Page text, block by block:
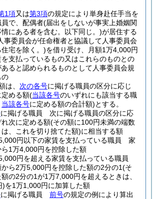
1項又は第3項の規定により単身赴任手当を
で、配偶者(届出をしないが事実上婚姻関
にある者を含む。以下同じ。)が居住する
事委員会が任命権者と協議して人事委員会
宅を除く。)を借り受け、月額1万4,000円
支払っているもの又はこれらのものとの
ると認められるものとして人事委員会規
の
は、 次の各号に掲げる職員の区分に応じ
定める額(当該各号のいずれにも該当する職
当該各号に定める額の合計額)とする。
に掲げる職員 次に掲げる職員の区分に応
れ次に定める額(その額に100円未満の端数
、これを切り捨てた額)に相当する額
円以下の家賃を支払っている職員 家
1万4,000円を控除した額
円を超える家賃を支払っている職員
ら2万5,000円を控除した額の2分の1(そ
の2分の1が1万7,000円を超えるときは、
)を1万1,000円に加算した額
に掲げる職員 前号の規定の例により算出